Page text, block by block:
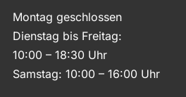
Montag geschlossen
Dienstag bis Freitag:
10:00 – 18:30 Uhr
Samstag: 10:00 – 16:00 Uhr